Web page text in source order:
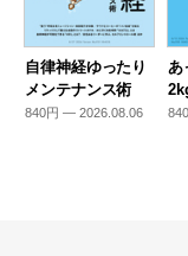
自律神経ゆったり
メンテナンス術
840円 — 2026.08.06
あ